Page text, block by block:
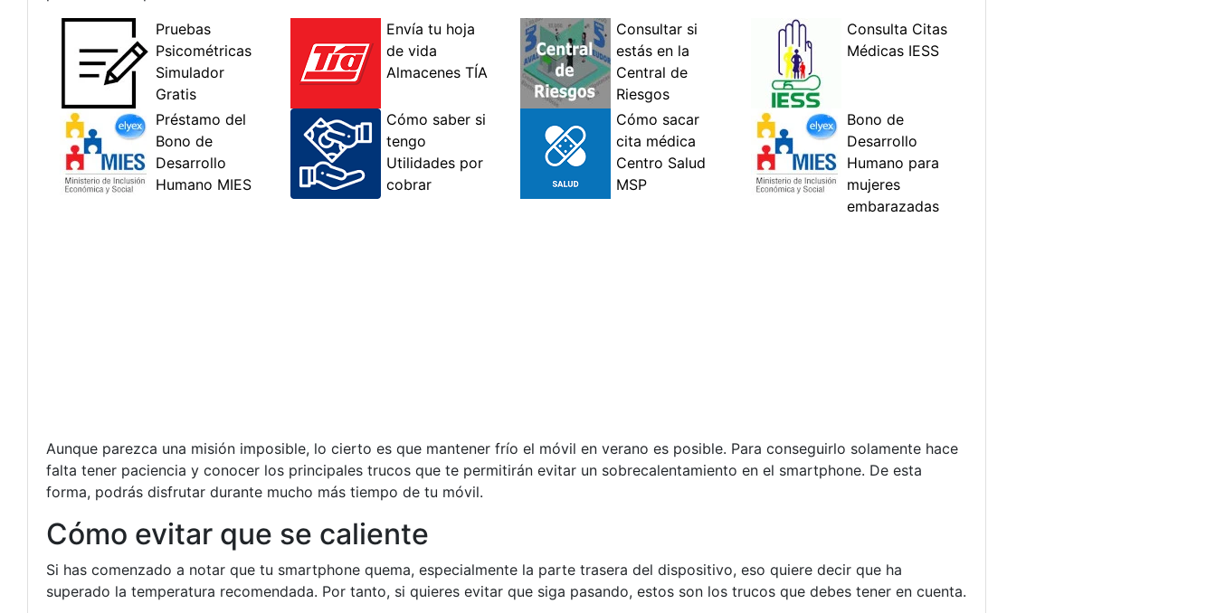
Aunque parezca una misión imposible, lo cierto es que mantener frío el móvil en verano es posible. Para conseguirlo solamente hace
falta tener paciencia y conocer los principales trucos que te permitirán evitar un sobrecalentamiento en el smartphone. De esta
forma, podrás disfrutar durante mucho más tiempo de tu móvil.
Cómo evitar que se caliente
Si has comenzado a notar que tu smartphone quema, especialmente la parte trasera del dispositivo, eso quiere decir que ha
superado la temperatura recomendada. Por tanto, si quieres evitar que siga pasando, estos son los trucos que debes tener en cuenta.